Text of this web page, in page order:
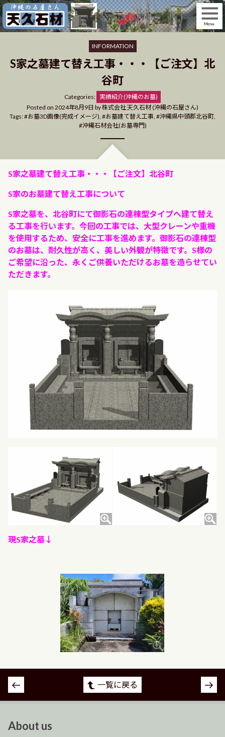
Skip
to
content
INFORMATION
S家之墓建て替え工事・・・【ご注文】北
谷町
Categories: Categories
実績紹介(沖縄のお墓)
Posted on 2024年8月9日 by株式会社 天久石材 (沖縄の石屋さん)
Tags:
お墓3D画像(完成イメージ), お墓建て替え工事, 沖縄県中頭郡北谷町,
沖縄石材会社(お墓専門)
S家之墓建て替え工事・・・【ご注文】北谷町
S家のお墓建て替え工事について
S家之墓を、北谷町にて御影石の連棟型タイプへ建て替え
る工事を行います。今回の工事では、大型クレーンや重機
を使用するため、安全に工事を進めます。 御影石の連棟型
のお墓は、耐久性が高く、美しい外観が特徴です。S様の
ご希望に沿った、永くご供養いただけるお墓を造らせてい
ただきます。
現S家之墓↓
投
稿
ゲ
一覧に戻る
About us